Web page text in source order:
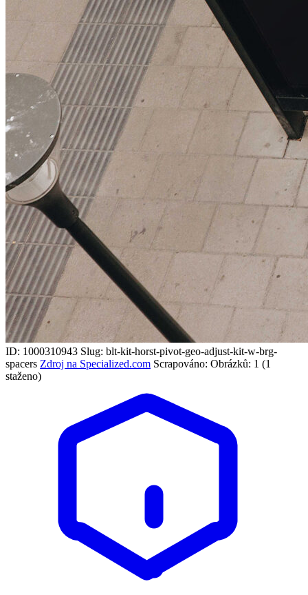
ID: 1000310943 Slug: blt-kit-horst-pivot-geo-adjust-kit-w-brg-
spacers Zdroj na Specialized.com Scrapováno: Obrázků: 1 (1
staženo)